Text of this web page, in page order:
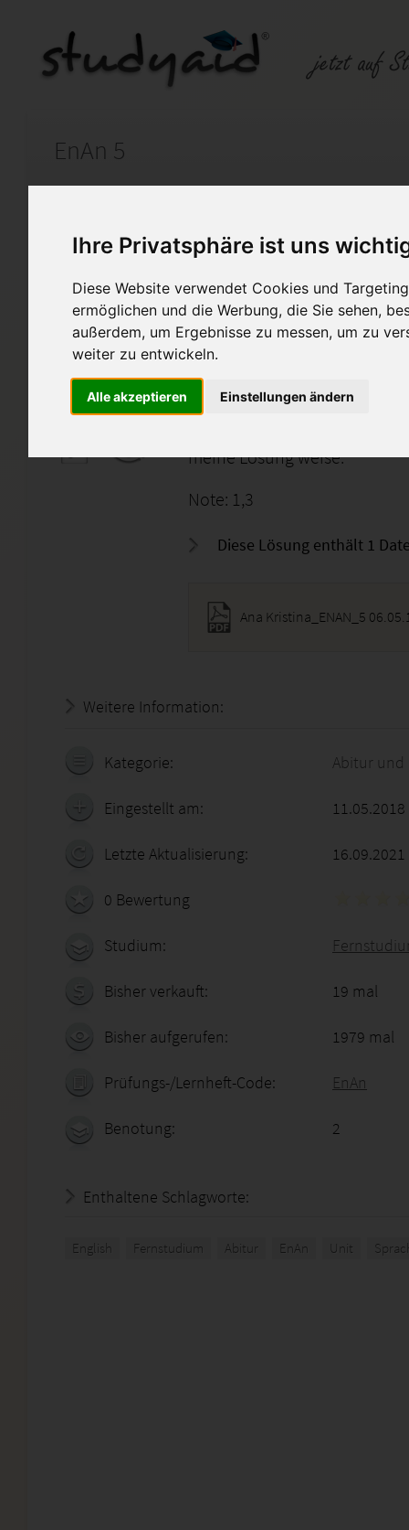
Ihre Privatsphäre ist uns
Diese Website verwendet Cookies und
ermöglichen und die Werbung, die Sie sehen,
außerdem, um Ergebnisse zu messen, um zu
weiter zu entwickeln.
Alle akzeptieren Einstellungen ändern
EnAn 5
Abitur und Hochschule
Englisch Einsendeaufgabe
MIT LÖSUNG DES
Bitte als Anregung
nicht lange dafür gebraucht,
meine Lösung weise.
Note: 1,3
Diese Lösung enthält 1
Ana Kristina_ENAN_5
Weitere Information:
Kategorie: Abitur und
Eingestellt am:
Letzte Aktualisierung: 16.09.2021
0 Bewertung
Studium:
Bisher verkauft: 19 mal
Bisher aufgerufen: 1979 mal
Prüfungs-/Lernheft-Code: EnAn
Benotung: 2
Enthaltene Schlagworte:
English Fernstudium Abitur EnAn Unit